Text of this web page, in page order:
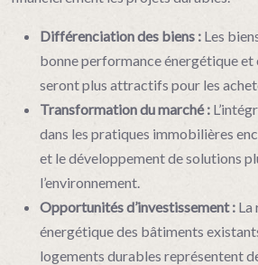
Différenciation des biens : Les
bonne performance énergétique et
seront plus attractifs pour les
Transformation du marché :
dans les pratiques immobilières
et le développement de solutions
l’environnement.
Opportunités d’investissement : La
énergétique des bâtiments
logements durables représentent